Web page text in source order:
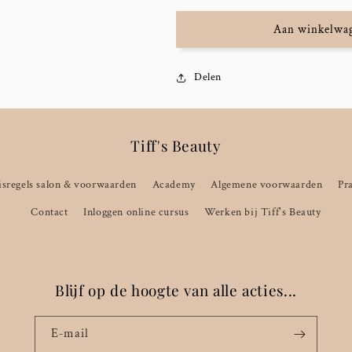
Aan
Delen
Tiff's Beauty
salon & voorwaarden Academy Algemene voorwaarden
Contact
Inloggen online cursus Werken bij Tiff's Beauty
Blijf op de hoogte van alle acties...
E‑mail